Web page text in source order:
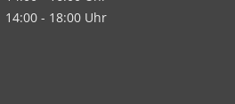
14:00 - 18:00 Uhr